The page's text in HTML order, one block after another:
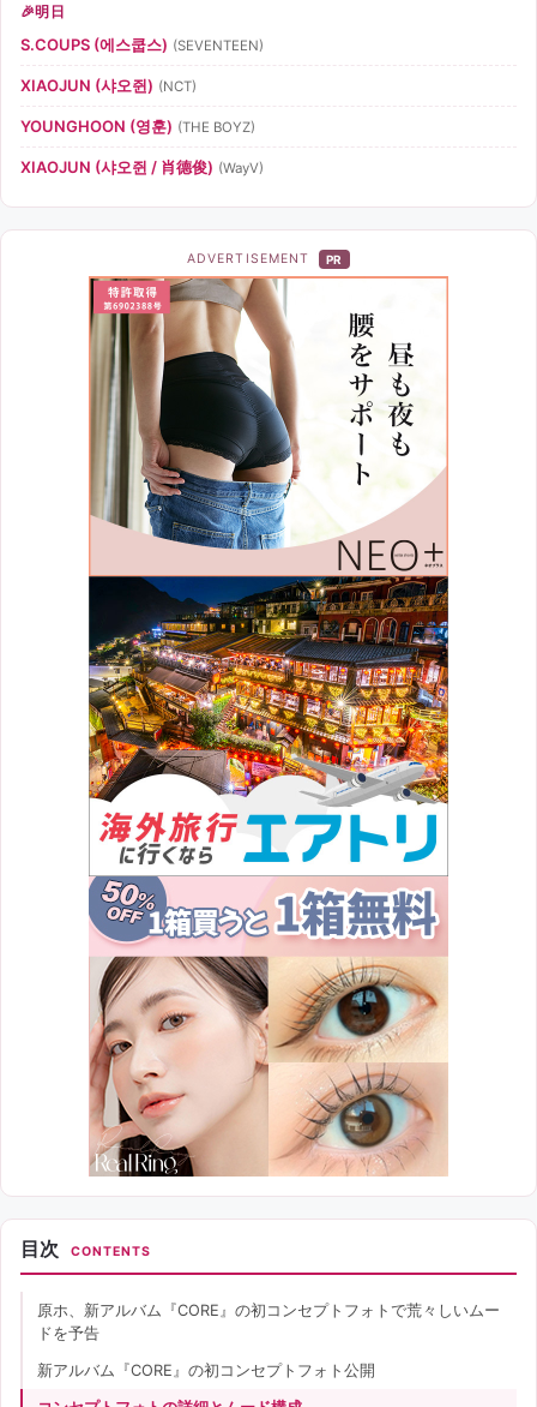
明日
S.COUPS (에스쿱스) (SEVENTEEN)
XIAOJUN (샤오쥔) (NCT)
YOUNGHOON (영훈) (THE BOYZ)
XIAOJUN (샤오쥔 / 肖德俊) (WayV)
ADVERTISEMENT PR
目次 CONTENTS
原ホ、新アルバム『CORE』の初コンセプトフォトで荒々しいムー
ドを予告
新アルバム『CORE』の初コンセプトフォト公開